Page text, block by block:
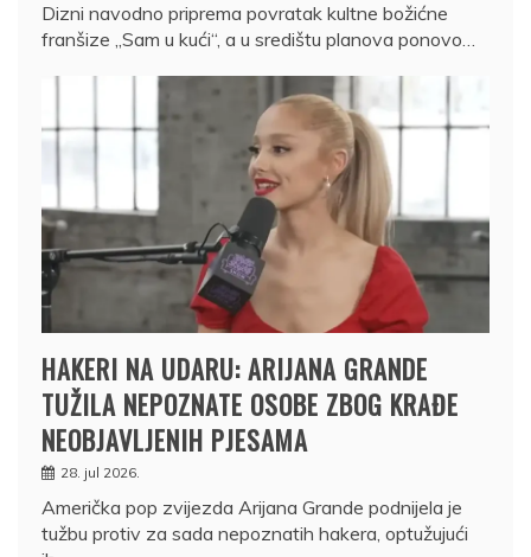
Dizni navodno priprema povratak kultne božićne
franšize „Sam u kući“, a u središtu planova ponovo…
HAKERI NA UDARU: ARIJANA GRANDE
TUŽILA NEPOZNATE OSOBE ZBOG KRAĐE
NEOBJAVLJENIH PJESAMA
28. jul 2026.
Američka pop zvijezda Arijana Grande podnijela je
tužbu protiv za sada nepoznatih hakera, optužujući